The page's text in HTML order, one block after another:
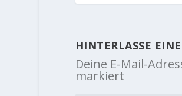
HINTERLASSE
Deine E-Mail-
markiert